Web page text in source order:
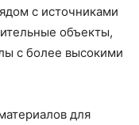
с источниками
объекты,
с более высокими
для